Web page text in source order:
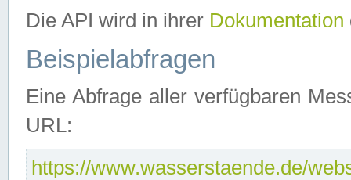
Die API wird in ihrer Dokumentation
Beispielabfragen
Eine Abfrage aller verfügbaren
URL:
https://www.wasserstaende.de/